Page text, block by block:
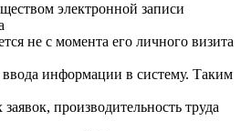
электронной записи
не с момента его личного визита
ввода информации в систему. Таким
производительность труда